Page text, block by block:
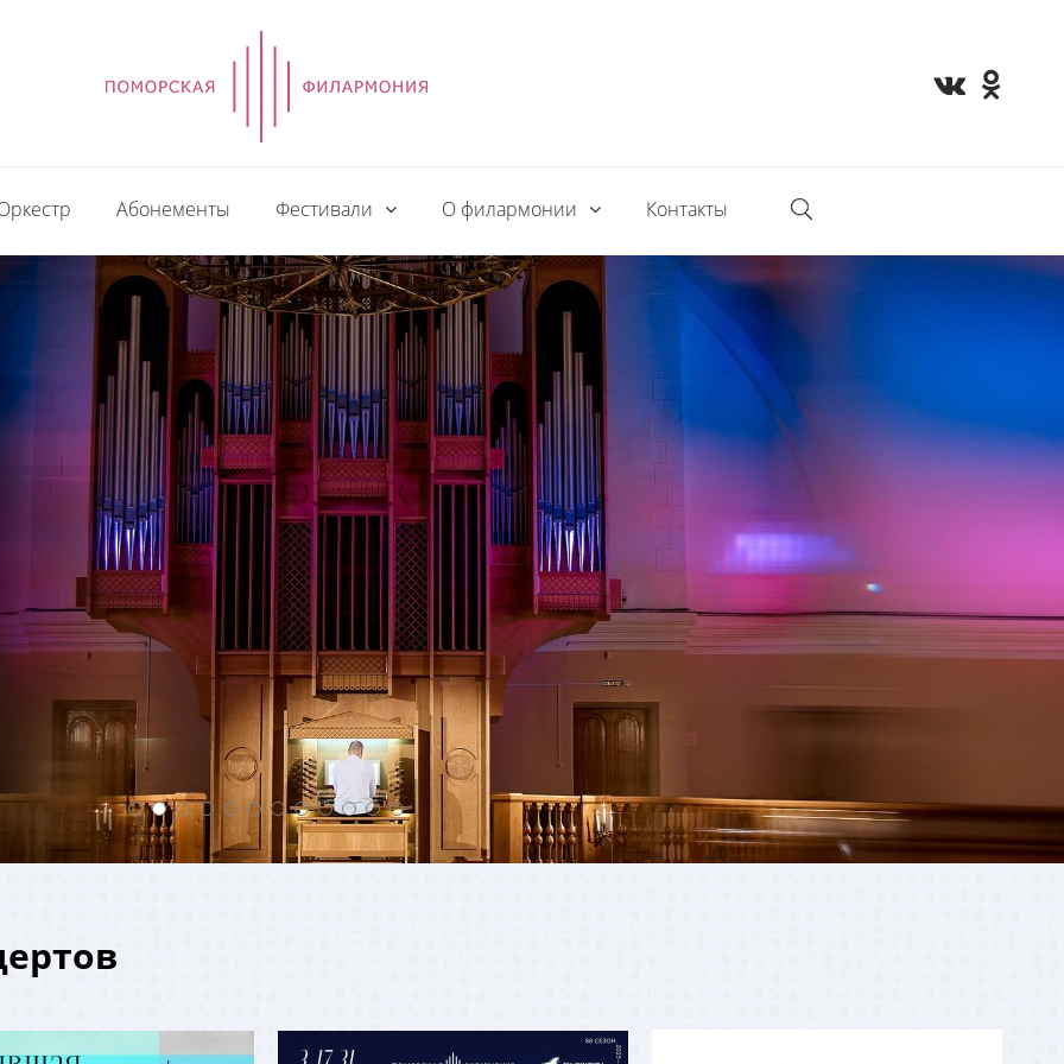
Абонементы Фестивали О филармонии Контакты